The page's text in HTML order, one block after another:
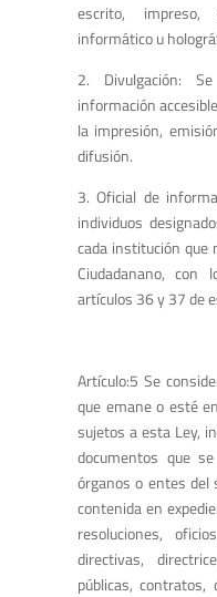
escrito, impreso,
informático u
2. Divulgación:
información
la impresión,
difusión.
3. Oficial de
individuos
cada institución que
Ciudadanano, con
artículos 36 y 37 de
Artículo:5 Se
que emane o esté
sujetos a esta Ley,
documentos que
órganos o entes del
contenida en
resoluciones,
directivas,
públicas, contratos,